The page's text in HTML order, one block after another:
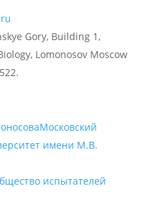
Gory, Building 1,
Lomonosov Moscow
Московский
имени М.В.
испытателей